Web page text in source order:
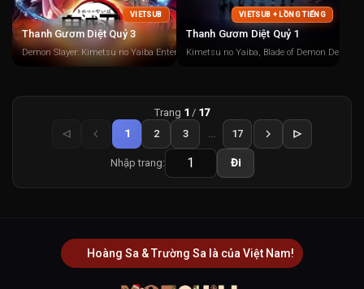
VIETSUB
Thanh Gươm Diệt Quỷ 3
Demon Slayer: Kimetsu no Yaiba Entertainment District Arc
VIETSUB + LỒNG TIẾNG
Thanh Gươm Diệt Quỷ 1
Kimetsu no Yaiba, Blade of Demon
Trang 1 / 17
1
2 3 ... 17
Nhập trang: Đi
Hoàng Sa & Trường Sa là của Việt Nam!